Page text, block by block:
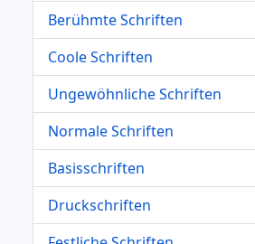
Berühmte Schriften
Coole Schriften
Ungewöhnliche Schriften
Normale Schriften
Basisschriften
Druckschriften